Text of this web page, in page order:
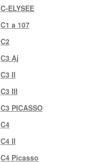
C-ELYSEE
C1 a 107
C2
C3 Aj
C3 II
C3 III
C3 PICASSO
C4
C4 II
C4 Picasso